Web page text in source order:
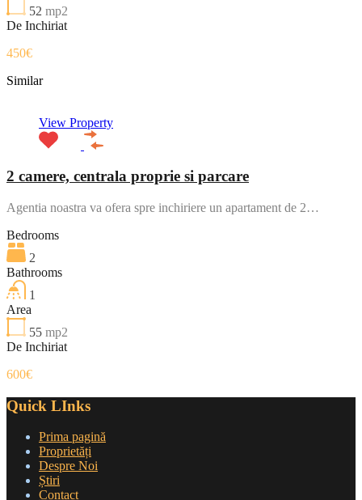
52 mp2
De Inchiriat
450€
Similar
View Property
2 camere, centrala proprie si parcare
Agentia noastra va ofera spre inchiriere un apartament de 2…
Bedrooms
2
Bathrooms
1
Area
55 mp2
De Inchiriat
600€
Quick LInks
Prima pagină
Proprietăți
Despre Noi
Știri
Contact